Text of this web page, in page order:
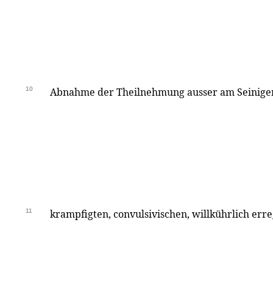
10 Abnahme der Theilnehmung ausser am
11 krampfigten, convulsivischen, willkührlich